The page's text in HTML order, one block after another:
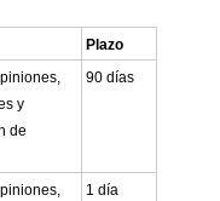
Plazo
y
de
90 días
1 día